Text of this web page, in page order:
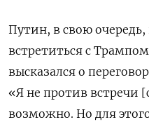
Путин, в свою
встретиться с
высказался о
«Я не против встречи
возможно. Но для